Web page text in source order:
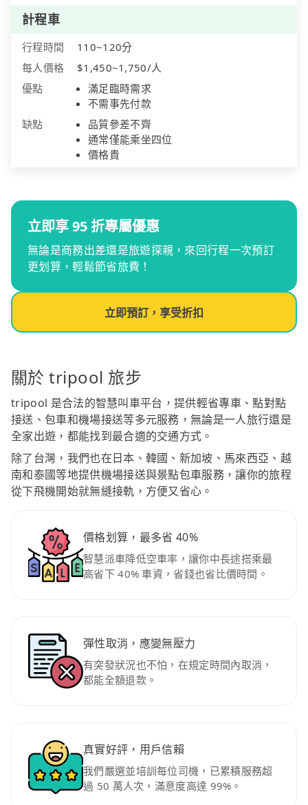
計程車
行程時間
110~120分
每人價格
$1,450~1,750/人
優點
滿足臨時需求
不需事先付款
缺點
品質參差不齊
通常僅能乘坐四位
價格貴
立即享 95 折專屬優惠
無論是商務出差還是旅遊探親，來回行程一次預訂
更划算，輕鬆節省旅費！
立即預訂，享受折扣
關於 tripool 旅步
tripool 是合法的智慧叫車平台，提供輕省專車、點對點
接送、包車和機場接送等多元服務，無論是一人旅行還是
全家出遊，都能找到最合適的交通方式。
除了台灣，我們也在日本、韓國、新加坡、馬來西亞、越
南和泰國等地提供機場接送與景點包車服務，讓你的旅程
從下飛機開始就無縫接軌，方便又省心。
價格划算，最多省 40%
智慧派車降低空車率，讓你中長途搭乘最
高省下 40% 車資，省錢也省比價時間。
彈性取消，應變無壓力
有突發狀況也不怕，在規定時間內取消，
都能全額退款。
真實好評，用戶信賴
我們嚴選並培訓每位司機，已累積服務超
過 50 萬人次，滿意度高達 99%。